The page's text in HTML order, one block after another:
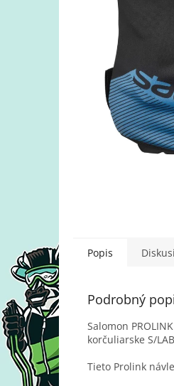
Popis
Podrobný
Salomon
korčuliarske S/
Tieto Prolink